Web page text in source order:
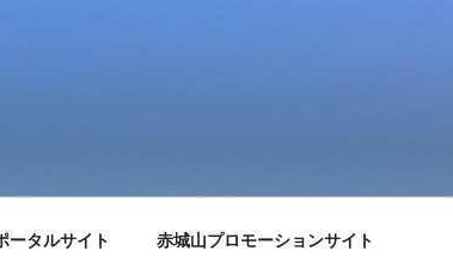
ータルサイト 赤城山プロモーションサイト